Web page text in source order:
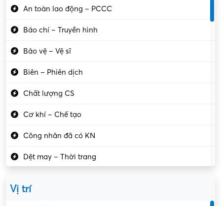
An toàn lao động – PCCC
Báo chí – Truyền hình
Bảo vệ – Vệ sĩ
Biên – Phiên dịch
Chất lượng CS
Cơ khí – Chế tạo
Công nhân đã có KN
Dệt may – Thời trang
Vị trí